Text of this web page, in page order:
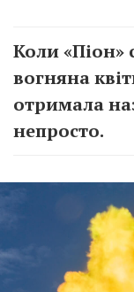
Коли «Піон»
вогняна
отримала
непросто.